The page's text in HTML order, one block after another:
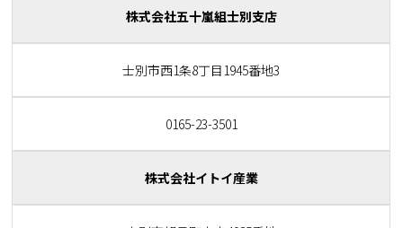
株式会社五十嵐組士別支店
士別市西1条8丁目1945番地3
0165-23-3501
株式会社イトイ産業